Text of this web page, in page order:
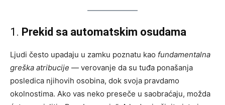
1. Prekid sa automatskim osudama
Ljudi često upadaju u zamku poznatu kao fundamentalna
greška atribucije — verovanje da su tuđa ponašanja
posledica njihovih osobina, dok svoja pravdamo
okolnostima. Ako vas neko preseče u saobraćaju, možda